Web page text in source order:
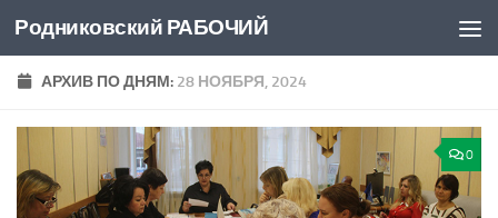
Перейти к содержимому
Родниковский РАБОЧИЙ
АРХИВ ПО ДНЯМ: 28 НОЯБРЯ, 2024
0